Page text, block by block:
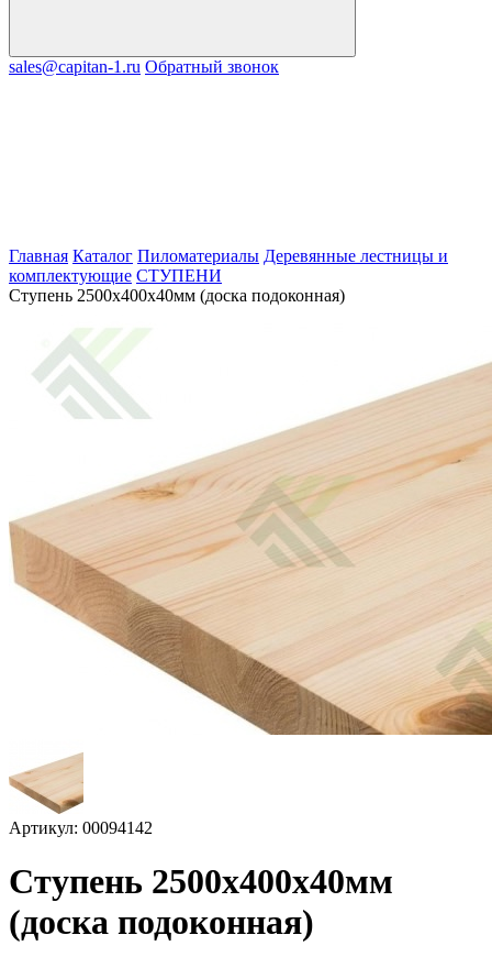
sales@capitan-1.ru Обратный звонок
Главная Каталог Пиломатериалы Деревянные лестницы и
комплектующие СТУПЕНИ
Ступень 2500х400х40мм (доска подоконная)
Артикул: 00094142
Ступень 2500х400х40мм
(доска подоконная)